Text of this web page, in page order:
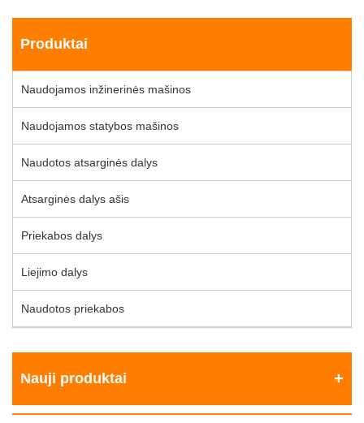
Produktai
Naudojamos inžinerinės mašinos
Naudojamos statybos mašinos
Naudotos atsarginės dalys
Atsarginės dalys ašis
Priekabos dalys
Liejimo dalys
Naudotos priekabos
Nauji produktai